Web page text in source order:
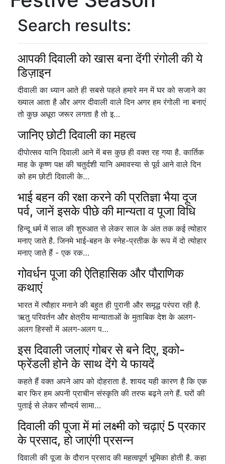
Search results:
आपकी दिवाली को खास बना देंगी रंगोली की ये
डिज़ाइन
दीवाली का ध्यान आते ही सबसे पहले हमारे मन में घर को सजाने का
ख्याल आता है और अगर दीवाली वाले दिन अगर हम रंगोली ना बनाएं
तो कुछ अधूरा जरूर लगता है तो इ…
जानिए छोटी दिवाली का महत्व
दीपोत्सव यानि दिवाली आने में बस कुछ ही वक्त रह गया है. कार्तिक
माह के कृष्ण पक्ष की चतुर्दशी यानि अमावस्या से पूर्व आने वाले दिन
को हम छोटी दिवाली के…
भाई बहन की रक्षा करने की प्रतिज्ञा भैया दूज
पर्व, जानें इसके पीछे की मान्यता व पूजा विधि
हिन्दू धर्म में साल की शुरुआत से लेकर साल के अंत तक कई त्योहार
मनाए जाते है. जिनमे भाई-बहन के स्नेह-प्रतीक के रूप में दो त्योहार
मनाए जाते हैं - एक रक…
गोवर्धन पूजा की ऐतिहासिक और पौराणिक
कथाएं
भारत में त्यौहार मनाने की बहुत ही पुरानी और समृद्ध परंपरा रही है.
ऋतु परिवर्तन और क्षेत्रीय मान्याताओं के मुताबिक देश के अलग-
अलग हिस्सों में अलग-अलग प…
इस दिवाली जलाएं गोबर से बने दिए, इको-
फ्रेंडली होने के साथ देंगे ये फायदें
कहते हैं वक्त अपने आप को दोहराता है. शायद यही कारण है कि एक
बार फिर हम अपनी प्राचीन संस्कृति की तरफ बढ़ने लगे हैं. घरों की
पुताई से लेकर सौन्दर्य सामा…
दिवाली की पूजा में मां लक्ष्मी को चढ़ाएं 5 प्रकार
के प्रसाद, हो जाएंगी प्रसन्न
दिवाली की पूजा के दौरान प्रसाद की महत्वपूर्ण भूमिका होती है. कहा